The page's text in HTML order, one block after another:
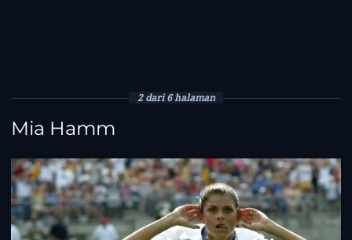
2 dari 6 halaman
Mia Hamm